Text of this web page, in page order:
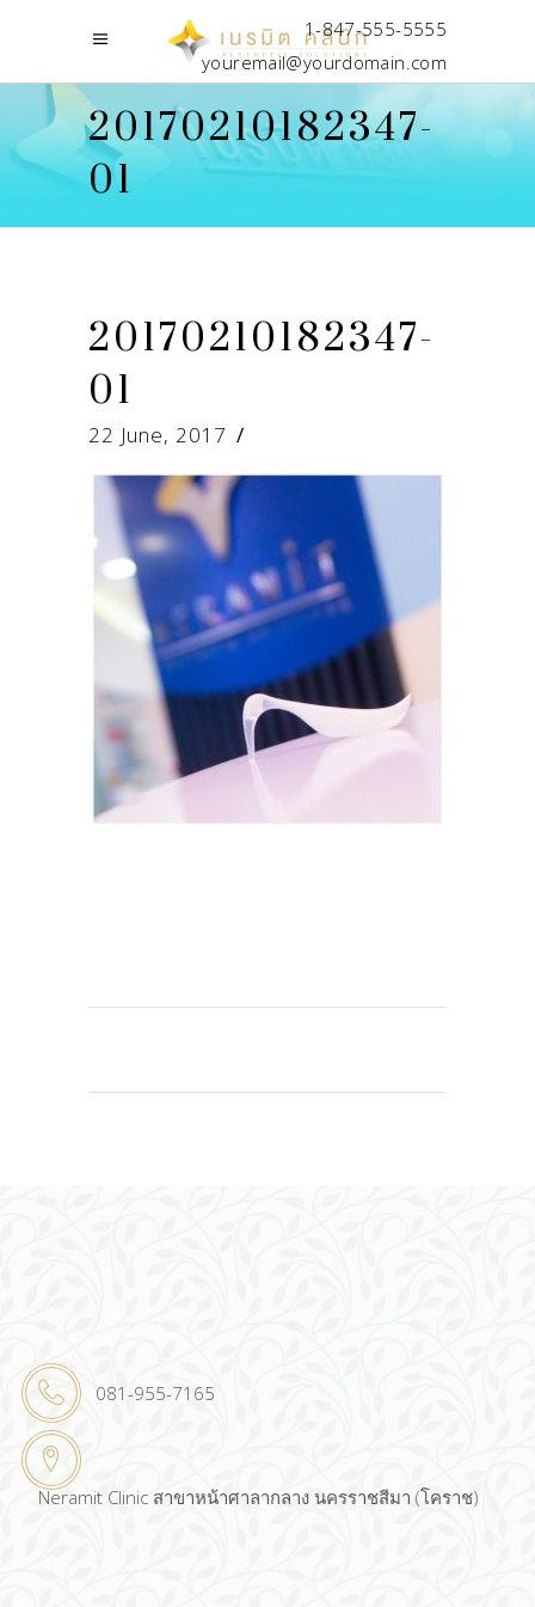
1-847-555-5555
youremail@yourdomain.com
20170210182347-
01
20170210182347-
01
22 June, 2017
081-955-7165
Neramit Clinic สาขาหน้าศาลากลาง นครราชสีมา (โคราช)